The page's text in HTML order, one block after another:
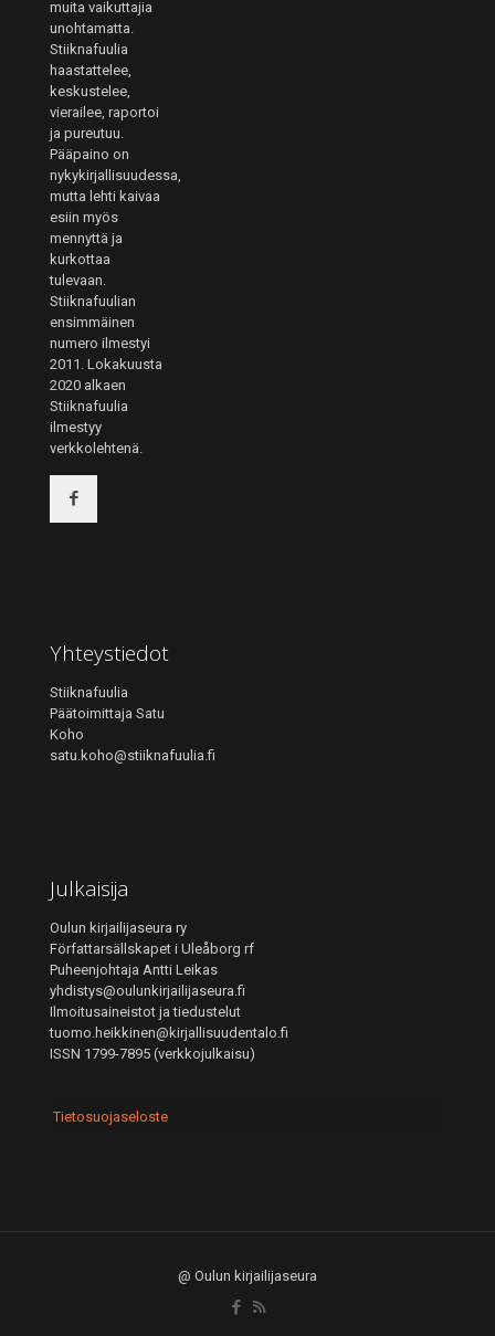
muita vaikuttajia
unohtamatta.
Stiiknafuulia
haastattelee,
keskustelee,
vierailee, raportoi
ja pureutuu.
Pääpaino on
nykykirjallisuudessa,
mutta lehti kaivaa
esiin myös
mennyttä ja
kurkottaa
tulevaan.
Stiiknafuulian
ensimmäinen
numero ilmestyi
2011. Lokakuusta
2020 alkaen
Stiiknafuulia
ilmestyy
verkkolehtenä.
Yhteystiedot
Stiiknafuulia
Päätoimittaja Satu
Koho
satu.koho@stiiknafuulia.fi
Julkaisija
Oulun kirjailijaseura ry
Författarsällskapet i Uleåborg rf
Puheenjohtaja Antti Leikas
yhdistys@oulunkirjailijaseura.fi
Ilmoitusaineistot ja tiedustelut
tuomo.heikkinen@kirjallisuudentalo.fi
ISSN 1799-7895 (verkkojulkaisu)
Tietosuojaseloste
@ Oulun kirjailijaseura